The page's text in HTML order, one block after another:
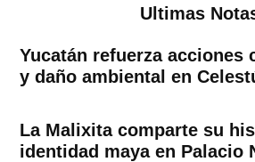
Ultimas
Yucatán refuerza acciones
y daño ambiental en
La Malixita comparte su
identidad maya en Palacio